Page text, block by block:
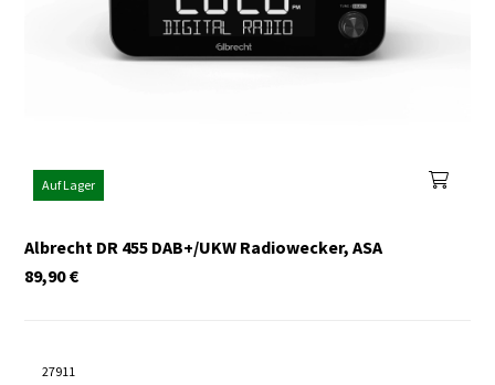
Auf Lager
Albrecht DR 455 DAB+/UKW Radiowecker, ASA
€
89,90
27911